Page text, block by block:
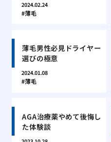
2024.02.24
薄毛
薄毛男性必見ドライヤー
選びの極意
2024.01.08
薄毛
AGA治療薬やめて後悔し
た体験談